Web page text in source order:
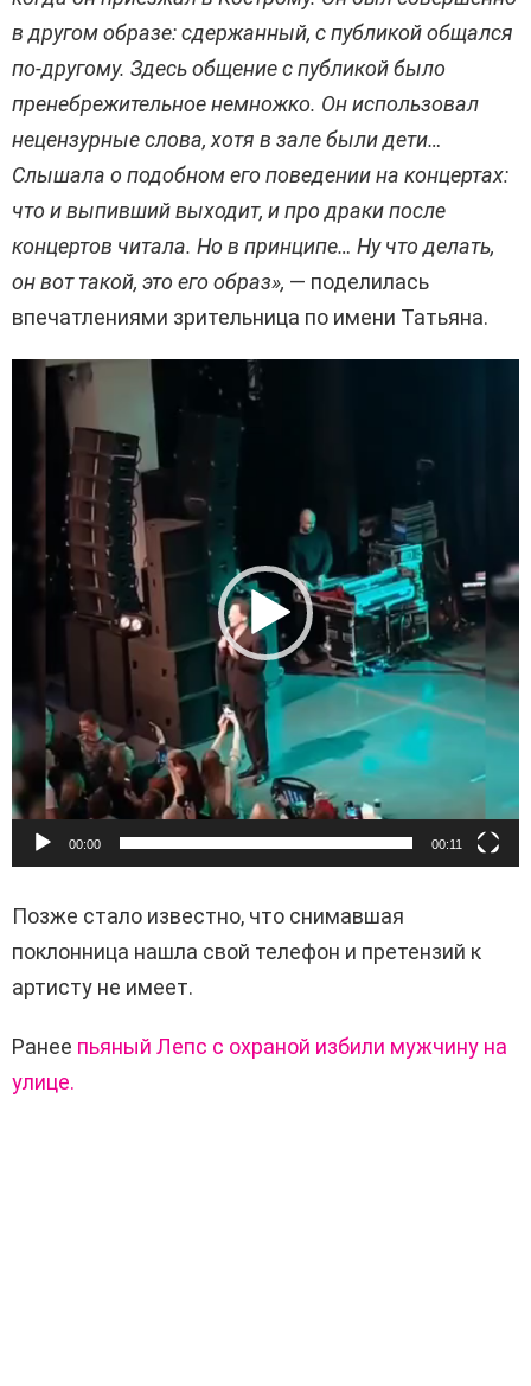
в другом образе: сдержанный, с публикой общался
по-другому. Здесь общение с публикой было
пренебрежительное немножко. Он использовал
нецензурные слова, хотя в зале были дети…
Слышала о подобном его поведении на концертах:
что и выпивший выходит, и про драки после
концертов читала. Но в принципе… Ну что делать,
он вот такой, это его образ», — поделилась
впечатлениями зрительница по имени Татьяна.
п
00:00 00:11
Позже стало известно, что снимавшая
поклонница нашла свой телефон и претензий к
артисту не имеет.
Ранее пьяный Лепс с охраной избили мужчину на
улице.